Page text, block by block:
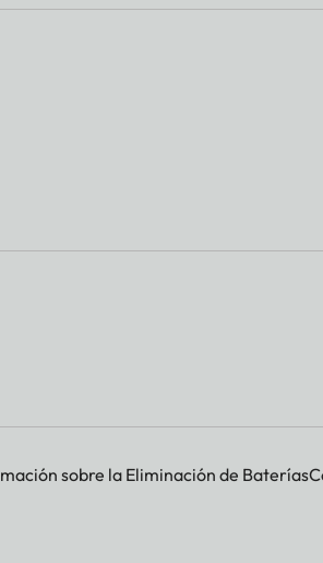
sobre la Eliminación de Baterías